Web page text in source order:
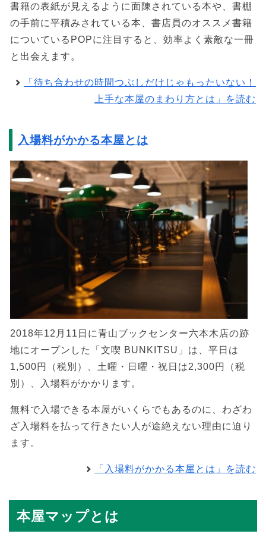
書籍の表紙が見えるように面陳されている本や、書棚
の手前に平積みされている本、書店員のオススメ書籍
についているPOPに注目すると、効率よく素敵な一冊
と出会えます。
「待ち合わせの時間つぶしだけじゃもったいない！
上手な本屋のまわり方とは」を読む
入場料がかかる本屋とは
2018年12月11日に青山ブックセンター六本木店の跡
地にオープンした「文喫 BUNKITSU」は、平日は
1,500円（税別）、土曜・日曜・祝日は2,300円（税
別）、入場料がかかります。
無料で入場できる本屋がいくらでもあるのに、わざわ
ざ入場料を払って行きたい人が途絶えない理由に迫り
ます。
「入場料がかかる本屋とは」を読む
本屋マップとは